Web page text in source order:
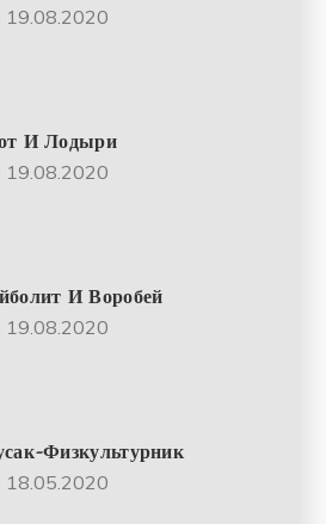
19.08.2020
И Лодыри
19.08.2020
И Воробей
19.08.2020
Физкультурник
18.05.2020